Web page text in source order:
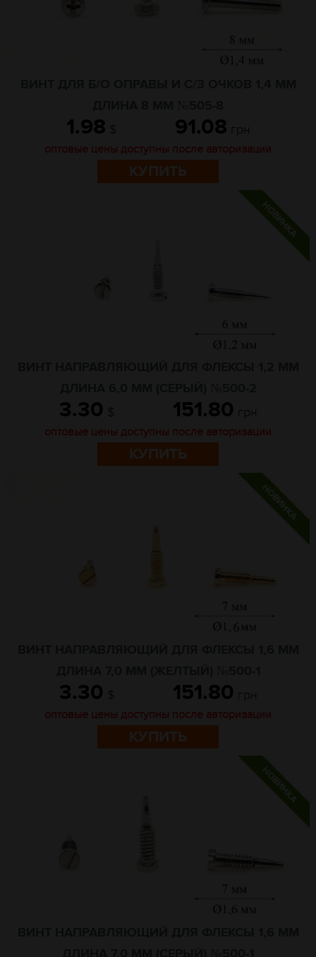
1.98 $ 91.08 грн
оптовые цены доступны после авторизации
КУПИТЬ
3.30 $ 151.80 грн
оптовые цены доступны после авторизации
КУПИТЬ
3.30 $ 151.80 грн
оптовые цены доступны после авторизации
КУПИТЬ